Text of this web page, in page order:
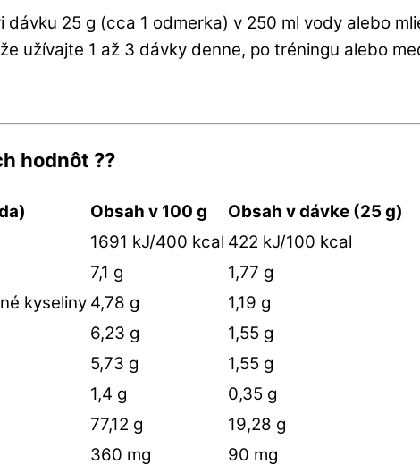
dávku 25 g (cca 1 odmerka) v 250 ml vody alebo
užívajte 1 až 3 dávky denne, po tréningu alebo
hodnôt ??
Obsah v 100 g
Obsah v dávke (25 g)
1691 kJ/400 kcal 422 kJ/100 kcal
7,1 g
1,77 g
kyseliny 4,78 g
1,19 g
6,23 g
1,55 g
5,73 g
1,55 g
1,4 g
0,35 g
77,12 g
19,28 g
360 mg 90 mg